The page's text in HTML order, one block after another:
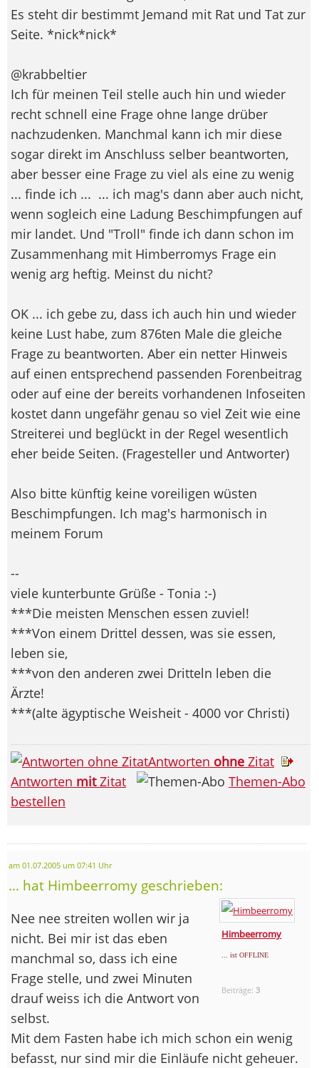
Es steht dir bestimmt Jemand mit Rat und Tat zur
Seite. *nick*nick*
@krabbeltier
Ich für meinen Teil stelle auch hin und wieder
recht schnell eine Frage ohne lange drüber
nachzudenken. Manchmal kann ich mir diese
sogar direkt im Anschluss selber beantworten,
aber besser eine Frage zu viel als eine zu wenig
... finde ich ... ... ich mag's dann aber auch nicht,
wenn sogleich eine Ladung Beschimpfungen auf
mir landet. Und "Troll" finde ich dann schon im
Zusammenhang mit Himberromys Frage ein
wenig arg heftig. Meinst du nicht?
OK ... ich gebe zu, dass ich auch hin und wieder
keine Lust habe, zum 876ten Male die gleiche
Frage zu beantworten. Aber ein netter Hinweis
auf einen entsprechend passenden Forenbeitrag
oder auf eine der bereits vorhandenen Infoseiten
kostet dann ungefähr genau so viel Zeit wie eine
Streiterei und beglückt in der Regel wesentlich
eher beide Seiten. (Fragesteller und Antworter)
Also bitte künftig keine voreiligen wüsten
Beschimpfungen. Ich mag's harmonisch in
meinem Forum
--
viele kunterbunte Grüße - Tonia :-)
***Die meisten Menschen essen zuviel!
***Von einem Drittel dessen, was sie essen,
leben sie,
***von den anderen zwei Dritteln leben die
Ärzte!
***(alte ägyptische Weisheit - 4000 vor Christi)
Antworten ohne Zitat
Antworten mitZitat
Themen-Abo
bestellen
am 01.07.2005 um 07:41 Uhr
... hat Himbeerromy geschrieben:
Himbeerromy
... ist OFFLINE
Beiträge:3
Nee nee streiten wollen wir ja
nicht. Bei mir ist das eben
manchmal so, dass ich eine
Frage stelle, und zwei Minuten
drauf weiss ich die Antwort von
selbst.
Mit dem Fasten habe ich mich schon ein wenig
befasst, nur sind mir die Einläufe nicht geheuer.